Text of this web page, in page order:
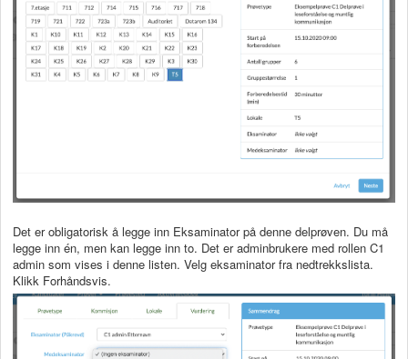
Det er obligatorisk å legge inn Eksaminator på denne delprøven. Du må
legge inn én, men kan legge inn to. Det er adminbrukere med rollen C1
admin som vises i denne listen. Velg eksaminator fra nedtrekkslista.
Klikk Forhåndsvis.